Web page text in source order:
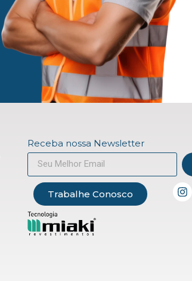
Receba nossa Newsletter
Trabalhe Conosco